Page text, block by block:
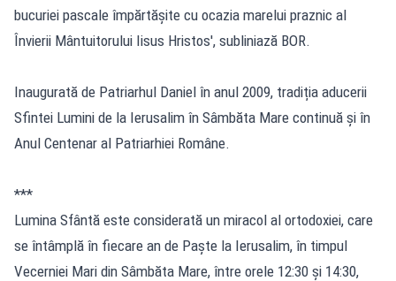
bucuriei pascale împărtășite cu ocazia marelui praznic al
Învierii Mântuitorului Iisus Hristos', subliniază BOR.
Inaugurată de Patriarhul Daniel în anul 2009, tradiția aducerii
Sfintei Lumini de la Ierusalim în Sâmbăta Mare continuă și în
Anul Centenar al Patriarhiei Române.
***
Lumina Sfântă este considerată un miracol al ortodoxiei, care
se întâmplă în fiecare an de Paște la Ierusalim, în timpul
Vecerniei Mari din Sâmbăta Mare, între orele 12:30 și 14:30,